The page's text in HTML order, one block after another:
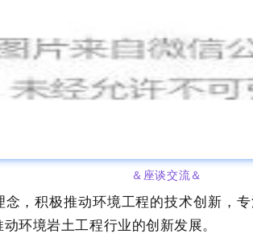
＆座谈交流＆
，积极推动环境工程的技术创新，
环境岩土工程行业的创新发展。